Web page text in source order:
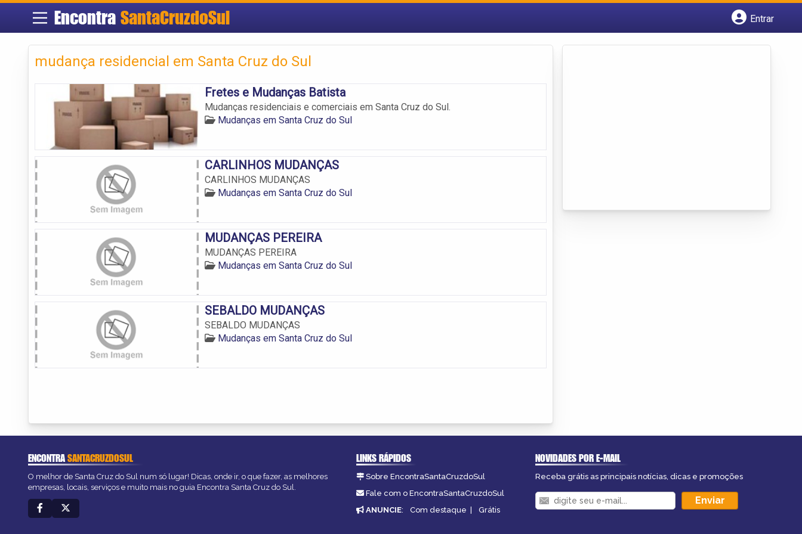
Encontra SantaCruzdoSul
Entrar
mudança residencial em Santa Cruz do Sul
Fretes e Mudanças Batista
Mudanças residenciais e comerciais em Santa Cruz do Sul.
Mudanças em Santa Cruz do Sul
CARLINHOS MUDANÇAS
CARLINHOS MUDANÇAS
Mudanças em Santa Cruz do Sul
MUDANÇAS PEREIRA
MUDANÇAS PEREIRA
Mudanças em Santa Cruz do Sul
SEBALDO MUDANÇAS
SEBALDO MUDANÇAS
Mudanças em Santa Cruz do Sul
ENCONTRASANTACRUZDOSUL
O melhor de Santa Cruz do Sul num só lugar! Dicas, onde ir, o que fazer, as melhores
empresas, locais, serviços e muito mais no guia Encontra Santa Cruz do Sul.
LINKS RÁPIDOS
Sobre EncontraSantaCruzdoSul
Fale com o EncontraSantaCruzdoSul
ANUNCIE: Com destaque | Grátis
NOVIDADES POR E-MAIL
Receba grátis as principais notícias, dicas e promoções